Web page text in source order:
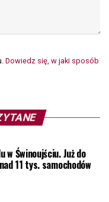
Dowiedz się, w jaki sposób
w Świnoujściu. Już do
11 tys. samochodów